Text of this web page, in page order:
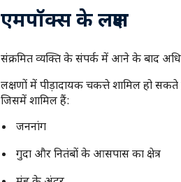
एमपॉक्स के लक्षण
संक्रमित व्यक्ति के संपर्क में आने के बाद
लक्षणों में पीड़ादायक चकत्ते शामिल हो
जिसमें शामिल हैं:
जननांग
गुदा और नितंबों के आसपास का क्षेत्र